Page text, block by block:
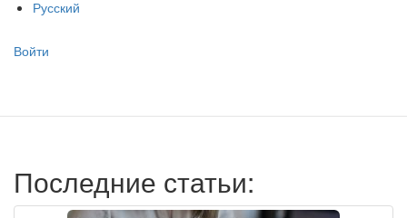
Русский
Меню
записи
Войти
Последние статьи: